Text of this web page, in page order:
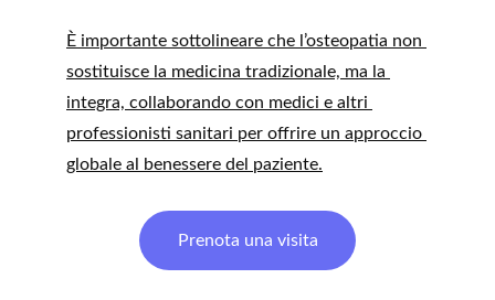
È importante sottolineare che l’osteopatia non
sostituisce la medicina tradizionale, ma la
integra, collaborando con medici e altri
professionisti sanitari per offrire un approccio
globale al benessere del paziente.
Prenota una visita